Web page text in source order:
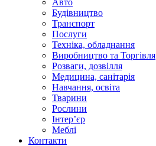
Авто
Будівництво
Транспорт
Послуги
Техніка, обладнання
Виробництво та Торгівля
Розваги, дозвілля
Медицина, санітарія
Навчання, освіта
Тварини
Рослини
Інтер’єр
Меблі
Контакти